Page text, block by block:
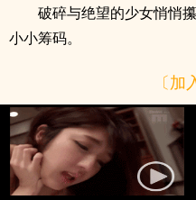
破碎与绝望的少女悄悄
小小筹码。
〔加